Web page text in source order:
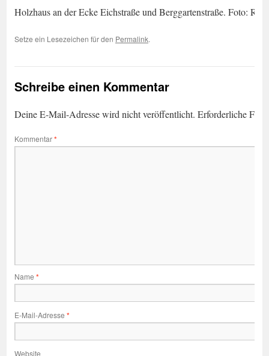
Holzhaus an der Ecke Eichstraße und Berggartenstraße. Foto:
Setze ein Lesezeichen für den Permalink.
Schreibe einen Kommentar
Deine E-Mail-Adresse wird nicht veröffentlicht. Erforderliche
Kommentar*
Name *
E-Mail-Adresse *
Website